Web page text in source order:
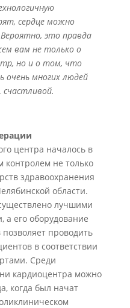
сердце можно
это правда
вам не только о
но и о том, что
очень многих людей
счастливой.
центра началось в
контролем не только
здравоохранения
области.
лучшими
а его оборудование
проводить
в соответствии
Среди
кардиоцентра можно
когда был начат